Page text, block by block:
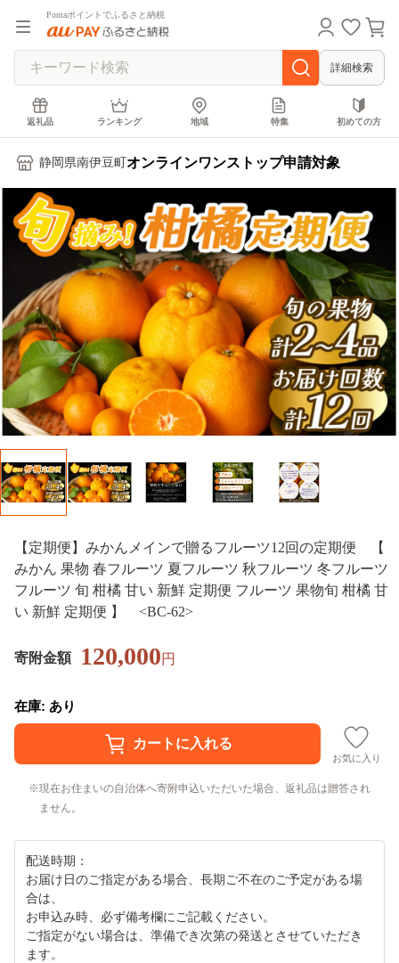
Pontaポイントでふるさと納税
詳細検索
返礼品 ランキング 地域 特集 初めての方
静岡県南伊豆町 オンラインワンストップ申請対象
【定期便】みかんメインで贈るフルーツ12回の定期便 【
みかん 果物 春フルーツ 夏フルーツ 秋フルーツ 冬フルーツ
フルーツ 旬 柑橘 甘い 新鮮 定期便 フルーツ 果物旬 柑橘 甘
い 新鮮 定期便 】 <BC-62>
寄附金額 120,000円
在庫: あり
お気に入り
現在お住まいの自治体へ寄附申込いただいた場合、返礼品は贈答され
ません。
配送時期：
お届け日のご指定がある場合、長期ご不在のご予定がある場
合は、
お申込み時、必ず備考欄にご記載ください。
ご指定がない場合は、準備でき次第の発送とさせていただき
ます。